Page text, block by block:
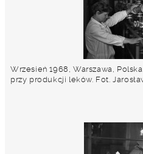
Wrzesień 1968, Warszawa,
przy produkcji leków. Fot.